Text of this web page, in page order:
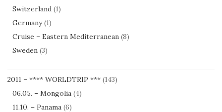
Switzerland (1)
Germany(1)
Cruise – Eastern Mediterranean (8)
Sweden (3)
2011 – **** WORLDTRIP *** (143)
06.05. – Mongolia (4)
11.10. – Panama (6)